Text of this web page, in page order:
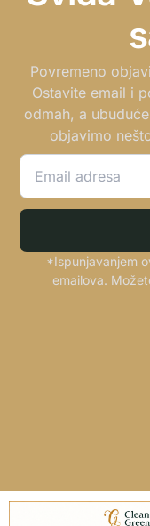
Povremeno
Ostavite email i
odmah, a
objavimo
*Ispunjavanjem
emailova.